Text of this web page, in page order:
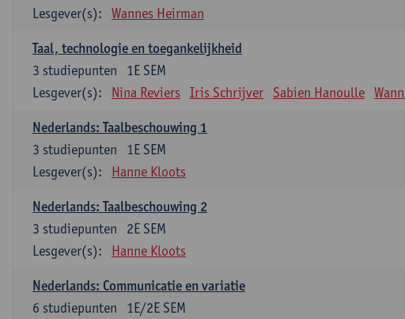
Lesgever(s):
Wannes Heirman
Taal, technologie en toegankelijkheid
1E SEM
3 studiepunten
Lesgever(s):
Nina Reviers Iris Schrijver Sabien Hanoulle
Nederlands: Taalbeschouwing 1
1E SEM
3 studiepunten
Lesgever(s):
Hanne Kloots
Nederlands: Taalbeschouwing 2
2E SEM
3 studiepunten
Lesgever(s):
Hanne Kloots
Nederlands: Communicatie en variatie
1E/2E SEM
6 studiepunten